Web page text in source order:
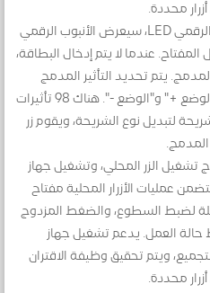
محددة.
بالنسبة لوحدة التحكم في الأنبوب الرقمي LED، سيعرض الأنبوب الرقمي
عندما لا يتم إدخال البطاقة،
يتم تحديد التأثير المدمج
الذي سيتم تشغيله من خلال أزرار "الوضع +" و"الوضع -". هناك 98 تأثيرات
لتبديل نوع الشريحة، ويقوم زر
تشغيل الزر المحلي، وتشغيل جهاز
عمليات الأزرار المحلية مفتاح
لضبط السطوع، والضغط المزدوج
العمل. يدعم تشغيل جهاز
ويتم تحقيق وظيفة الاقتران
محددة.